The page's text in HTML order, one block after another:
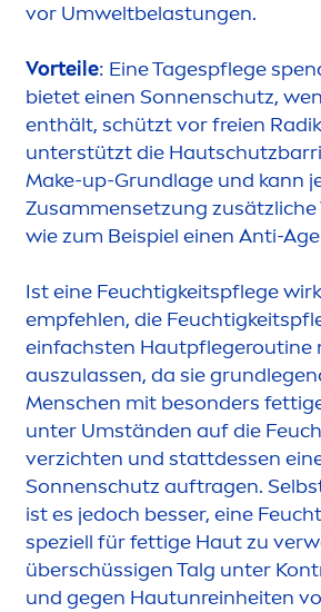
vor Umweltbelastungen.
Vorteile: Eine Tagespflege
bietet einen Sonnenschutz,
enthält, schützt vor freien
unterstützt die
Make-up-Grundlage und kann
Zusammensetzung zusätzliche
wie zum Beispiel einen Anti-
Ist eine Feuchtigkeitspflege
empfehlen, die
einfachsten Hautpflegeroutine
auszulassen, da sie
Menschen mit besonders
unter Umständen auf die
verzichten und stattdessen
Sonnenschutz auftragen.
ist es jedoch besser, eine
speziell für fettige Haut zu
überschüssigen Talg unter
und gegen Hautunreinheiten